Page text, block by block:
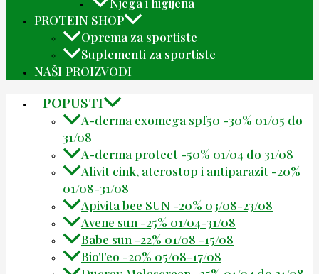
PROTEIN SHOP
Oprema za sportiste
Suplementi za sportiste
NAŠI PROIZVODI
POPUSTI
A-derma exomega spf50 -30% 01/05 do
31/08
A-derma protect -50% 01/04 do 31/08
Alivit cink, aterostop i antiparazit -20%
01/08-31/08
Apivita bee SUN -20% 03/08-23/08
Avene sun -25% 01/04-31/08
Babe sun -22% 01/08 -15/08
BioTeo -20% 05/08-17/08